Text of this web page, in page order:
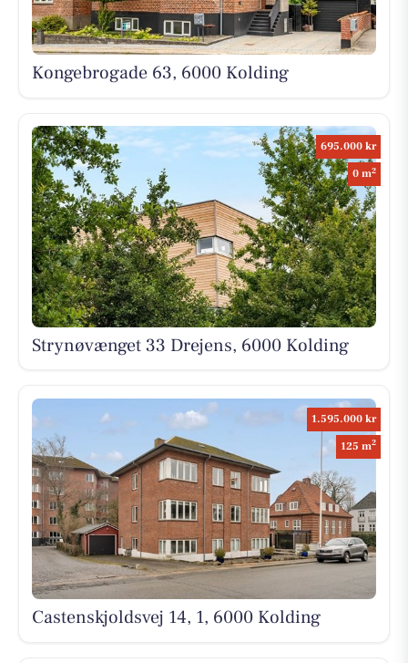
Kongebrogade 63, 6000 Kolding
695.000 kr
0 m2
Strynøvænget 33 Drejens, 6000 Kolding
1.595.000 kr
125 m2
Castenskjoldsvej 14, 1, 6000 Kolding